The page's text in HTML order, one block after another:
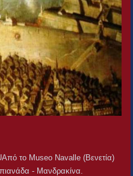
το Museo Navalle (Βενετία)
- Μανδρακίνα.